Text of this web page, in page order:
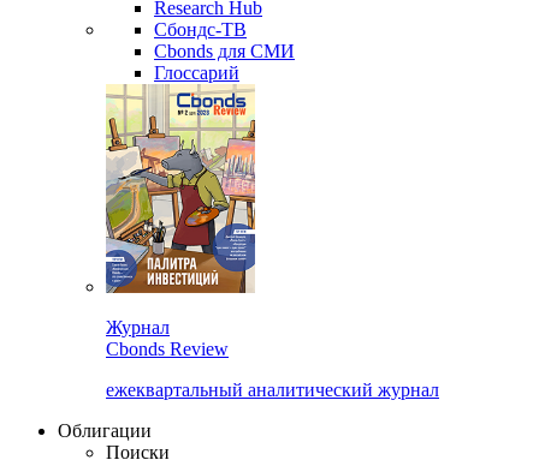
Новости & Research Hub
Новости рынка
Research Hub
Сбондс-ТВ
Cbonds для СМИ
Глоссарий
Cbonds Review